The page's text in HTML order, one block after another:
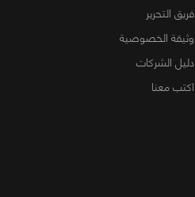
فريق التحرير
وثيقة الخصوصية
دليل الشركات
اكتب معنا